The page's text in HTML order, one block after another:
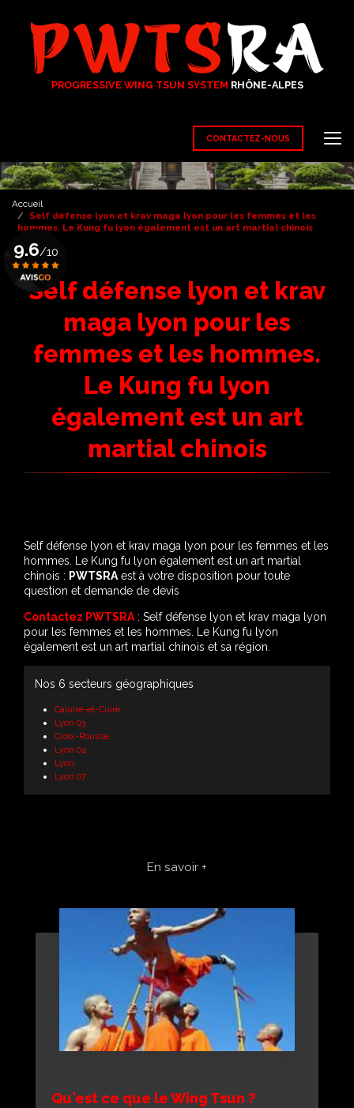
contenu
principal
PROGRESSIVE WING TSUN SYSTEM RHÔNE-ALPES
CONTACTEZ-NOUS
9.6/10
Voir le certificat
Accueil
Self défense lyon et krav maga lyon pour les femmes et les
hommes. Le Kung fu lyon également est un art martial chinois
Self défense lyon et krav
maga lyon pour les
femmes et les hommes.
Le Kung fu lyon
également est un art
martial chinois
Self défense lyon et krav maga lyon pour les femmes et les
hommes. Le Kung fu lyon également est un art martial
chinois : PWTSRA est à votre disposition pour toute
question et demande de devis
Contactez PWTSRA : Self défense lyon et krav maga lyon
pour les femmes et les hommes. Le Kung fu lyon
également est un art martial chinois et sa région.
Nos 6 secteurs géographiques
Caluire-et-Cuire
Lyon 03
Croix-Rousse
Lyon 04
Lyon
Lyon 07
En savoir +
Qu'est ce que le Wing Tsun ?